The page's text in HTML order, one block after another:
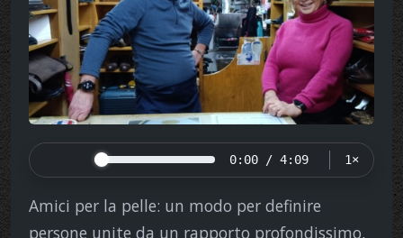
0:00 / 4:09 1×
Amici per la pelle: un modo per definire
persone unite da un rapporto profondissimo,